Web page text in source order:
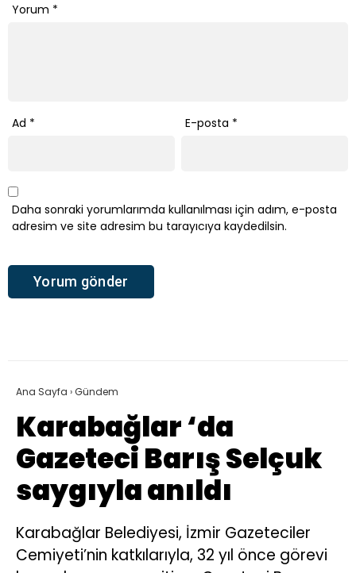
Yorum *
Ad * E-posta *
Daha sonraki yorumlarımda kullanılması için adım, e-posta
adresim ve site adresim bu tarayıcıya kaydedilsin.
Ana Sayfa ›Gündem
Karabağlar ‘da
Gazeteci Barış Selçuk
saygıyla anıldı
Karabağlar Belediyesi, İzmir Gazeteciler
Cemiyeti’nin katkılarıyla, 32 yıl önce görevi